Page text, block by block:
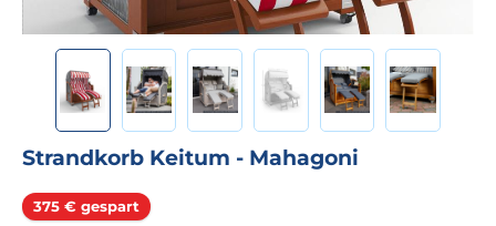
Strandkorb Keitum - Mahagoni
375 € gespart Rabatt